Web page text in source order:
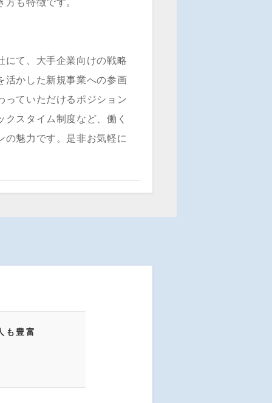
も特徴です。
にて、大手企業向けの戦略
活かした新規事業への参画
っていただけるポジション
スタイム制度など、働く
の魅力です。是非お気軽に
も豊富